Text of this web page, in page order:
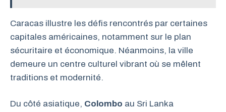
Caracas illustre les défis rencontrés par certaines
capitales américaines, notamment sur le plan
sécuritaire et économique. Néanmoins, la ville
demeure un centre culturel vibrant où se mêlent
traditions et modernité.
Du côté asiatique, Colombo au Sri Lanka